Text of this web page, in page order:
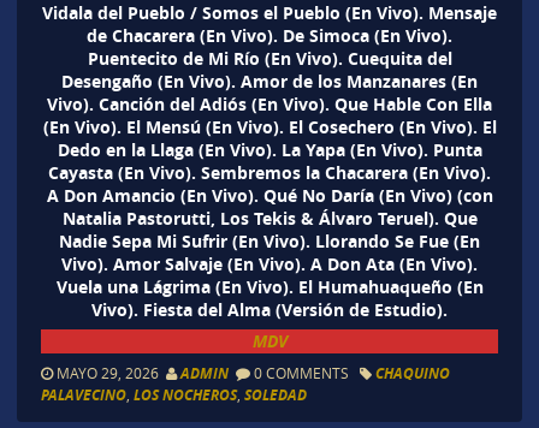
Vidala del Pueblo / Somos el Pueblo (En Vivo). Mensaje
de Chacarera (En Vivo). De Simoca (En Vivo).
Puentecito de Mi Río (En Vivo). Cuequita del
Desengaño (En Vivo). Amor de los Manzanares (En
Vivo). Canción del Adiós (En Vivo). Que Hable Con Ella
(En Vivo). El Mensú (En Vivo). El Cosechero (En Vivo). El
Dedo en la Llaga (En Vivo). La Yapa (En Vivo). Punta
Cayasta (En Vivo). Sembremos la Chacarera (En Vivo).
A Don Amancio (En Vivo). Qué No Daría (En Vivo) (con
Natalia Pastorutti, Los Tekis & Álvaro Teruel). Que
Nadie Sepa Mi Sufrir (En Vivo). Llorando Se Fue (En
Vivo). Amor Salvaje (En Vivo). A Don Ata (En Vivo).
Vuela una Lágrima (En Vivo). El Humahuaqueño (En
Vivo). Fiesta del Alma (Versión de Estudio).
MDV
MAYO 29, 2026 ADMIN 0 COMMENTS
CHAQUINO
PALAVECINO, LOS NOCHEROS, SOLEDAD